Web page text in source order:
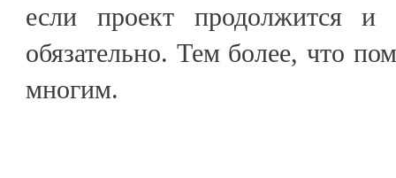
если проект продолжится и
обязательно. Тем более, что
многим.